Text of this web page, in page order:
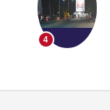
4